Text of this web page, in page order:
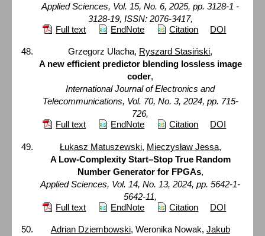
Applied Sciences, Vol. 15, No. 6, 2025, pp. 3128-1 -
3128-19, ISSN: 2076-3417,
Full text
EndNote Citation DOI
Grzegorz Ulacha, Ryszard Stasiński,
A new efficient predictor blending lossless image
coder,
International Journal of Electronics and
Telecommunications, Vol. 70, No. 3, 2024, pp. 715-
726,
Full text
EndNote Citation DOI
Łukasz Matuszewski, Mieczysław Jessa,
A Low-Complexity Start–Stop True Random
Number Generator for FPGAs,
Applied Sciences, Vol. 14, No. 13, 2024, pp. 5642-1-
5642-11,
Full text
EndNote Citation DOI
Adrian Dziembowski, Weronika Nowak, Jakub